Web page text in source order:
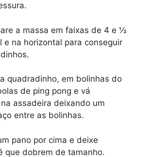
a massa em faixas de 4 e ½
e na horizontal para conseguir
quadradinho, em bolinhas do
de ping pong e vá
assadeira deixando um
entre as bolinhas.
pano por cima e deixe
que dobrem de tamanho.